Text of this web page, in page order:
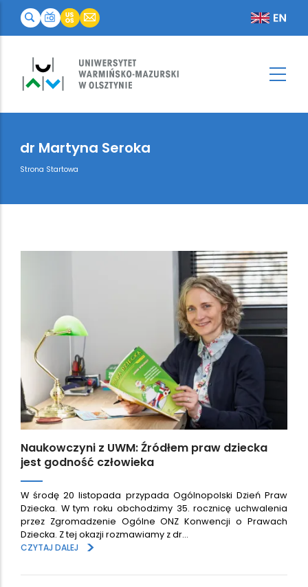
dr Martyna Seroka
Breadcrumb
Strona Startowa
Naukowczyni z UWM: Źródłem praw dziecka
jest godność człowieka
W środę 20 listopada przypada Ogólnopolski Dzień Praw
Dziecka. W tym roku obchodzimy 35. rocznicę uchwalenia
przez Zgromadzenie Ogólne ONZ Konwencji o Prawach
Dziecka. Z tej okazji rozmawiamy z dr…
CZYTAJ DALEJ
>